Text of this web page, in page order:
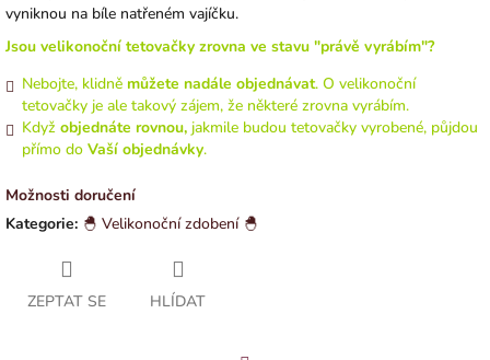
vyniknou na bíle natřeném vajíčku.
Jsou velikonoční tetovačky zrovna ve stavu "právě vyrábím"?
Nebojte, klidně můžete nadále objednávat. O velikonoční
tetovačky je ale takový zájem, že některé zrovna vyrábím.
Když objednáte rovnou, jakmile budou tetovačky vyrobené, půjdou
přímo do Vaší objednávky.
Možnosti doručení
Kategorie: 🐣 Velikonoční zdobení 🐣
ZEPTAT SE HLÍDAT